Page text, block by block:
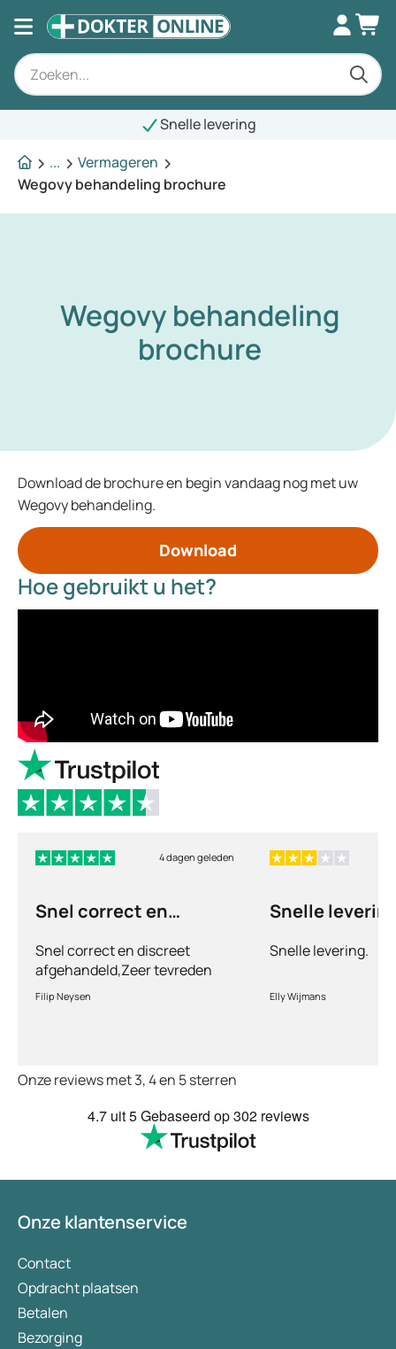
Snelle levering
...
Vermageren
Wegovy behandeling brochure
Wegovy behandeling
brochure
Download de brochure en begin vandaag nog met uw
Wegovy behandeling.
Download
Hoe gebruikt u het?
4 dagen geleden
Snel correct en
Snel correct en discreet
afgehandeld,Zeer tevreden
met de service en patiënt
vriendelijkheid.Vermoedelijk
Filip Neysen
Snelle
Snelle levering.
Elly Wijmans
Onze reviews met 3, 4 en 5 sterren
4.7uit 5Gebaseerd op302 reviews
Onze klantenservice
Contact
Opdracht plaatsen
Betalen
Bezorging